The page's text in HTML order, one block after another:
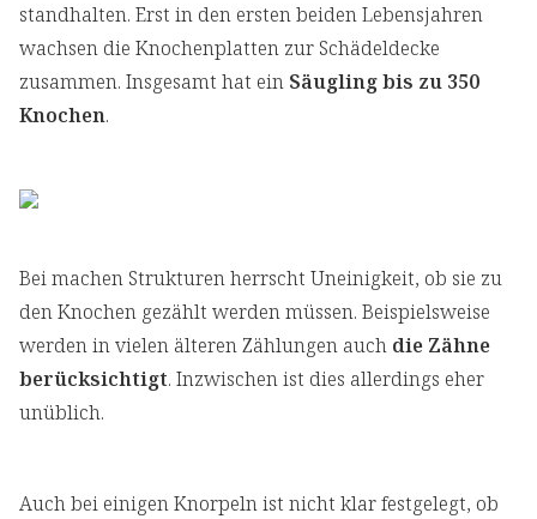
standhalten. Erst in den ersten beiden Lebensjahren
wachsen die Knochenplatten zur Schädeldecke
zusammen. Insgesamt hat ein Säugling bis zu 350
Knochen.
Bei machen Strukturen herrscht Uneinigkeit, ob sie zu
den Knochen gezählt werden müssen. Beispielsweise
werden in vielen älteren Zählungen auch die Zähne
berücksichtigt. Inzwischen ist dies allerdings eher
unüblich.
Auch bei einigen Knorpeln ist nicht klar festgelegt, ob